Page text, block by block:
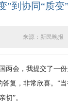
”到协同“质
来源： 新民晚报
会，我提交了一份
答复，非常欣喜。”
切”。